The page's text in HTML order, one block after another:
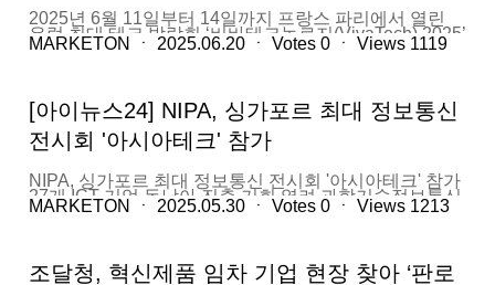
지 않아도 선명하게 화면을 볼 수 있어 '눈으로 보는 생성
형 AI 격"이라고 말했다.
https://v.daum.net/v/20250629200358891
2025년 6월 11일부터 14일까지 프랑스 파리에서 열린
유럽 최대 테크 박람회 ‘비바테크놀로지(VivaTech) 2025’
현장. 한국콘텐츠진흥원(KOCCA) 공동관 내 부스에 자리
Hologram’을 앞세운 마케톤은 디지털 콘텐츠 수요가 높
은 프랑스 박물관·교육 시장을 타깃으로 유럽 진출의 포
문을 열었다. “콘텐츠는 날아가는데, 디스플레이는 왜 평
면에 갇혀 있을까?” AI·메타버스·3D 데이터는 나날이 진
화하고 있지만, 이를 담아내는 디스플레이는 여전히 2D
유리 너머에 머물러 있다. 마케톤은 이 기술 불균형을 해
결하기 위해 ‘안경 없이, 고글 없이’ 허공 속 실사급 콘텐
서도 공중에 선명한 입체 콘텐츠를 띄우고, 손동작만으로
콘텐츠를 회전·확대·축소할 수 있는 비접촉 인터페이스
MARKETON ㆍ 2025.06.20 ㆍ Votes 0 ㆍ Views 1119
[아이뉴스24] NIPA, 싱가포르 최대 정보통신
전시회 '아시아테크' 참가
NIPA, 싱가포르 최대 정보통신 전시회 '아시아테크' 참가
27개 ICT 기업 동남아 진출 기회 열려 과학기술정보통신
부와 정보통신산업진흥원(NIPA)은 지난 27일부터 29일
운영했다고 밝혔다. 올해로 36회째인 아시아테크는 싱가
MARKETON ㆍ 2025.05.30 ㆍ Votes 0 ㆍ Views 1213
조달청, 혁신제품 임차 기업 현장 찾아 ‘판로